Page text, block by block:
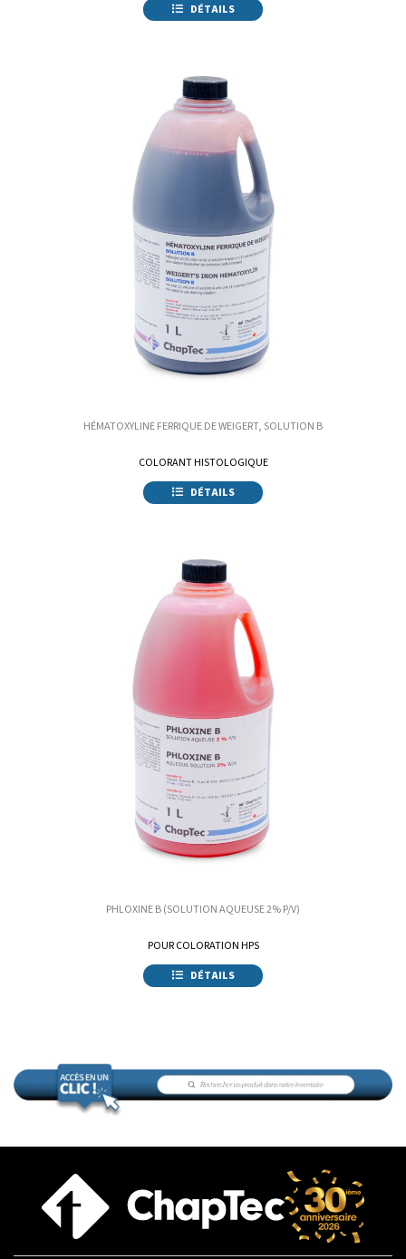
DÉTAILS
HÉMATOXYLINE FERRIQUE DE WEIGERT, SOLUTION B
COLORANT HISTOLOGIQUE
DÉTAILS
PHLOXINE B (SOLUTION AQUEUSE 2% P/V)
POUR COLORATION HPS
DÉTAILS